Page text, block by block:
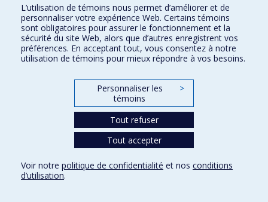
Nous trouver
Plan du site
Accessibilité
Conditions d’utilisation
L’utilisation de témoins nous permet d’améliorer et de
personnaliser votre expérience Web. Certains témoins
sont obligatoires pour assurer le fonctionnement et la
sécurité du site Web, alors que d’autres enregistrent vos
préférences. En acceptant tout, vous consentez à notre
utilisation de témoins pour mieux répondre à vos besoins.
Personnaliser les
témoins
>
Tout refuser
Tout accepter
Voir notre politique de confidentialité et nos conditions
d’utilisation.